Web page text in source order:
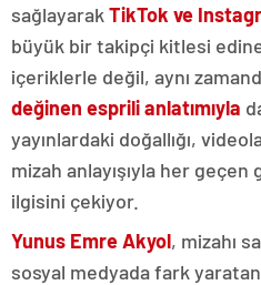
sağlayarak TikTok ve
büyük bir takipçi kitlesi
içeriklerle değil, aynı
değinen esprili anlatımıyla
yayınlardaki doğallığı,
mizah anlayışıyla her geçen
ilgisini çekiyor.
Yunus Emre Akyol, mizahı
sosyal medyada fark